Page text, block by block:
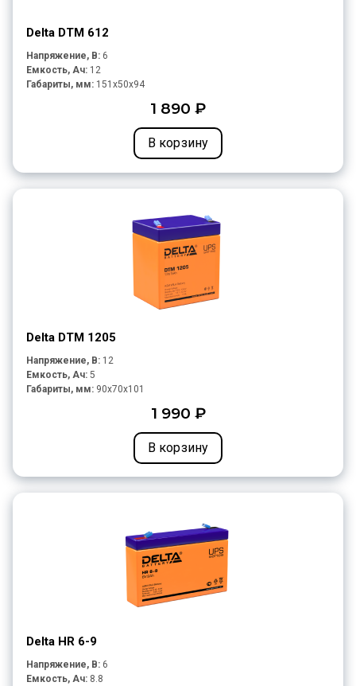
Delta DTM 612
Напряжение, В: 6
Емкость, Ач: 12
Габариты, мм: 151x50x94
1 890 ₽
В корзину
Delta DTM 1205
Напряжение, В: 12
Емкость, Ач: 5
Габариты, мм: 90x70x101
1 990 ₽
В корзину
Delta HR 6-9
Напряжение, В: 6
Емкость, Ач: 8.8